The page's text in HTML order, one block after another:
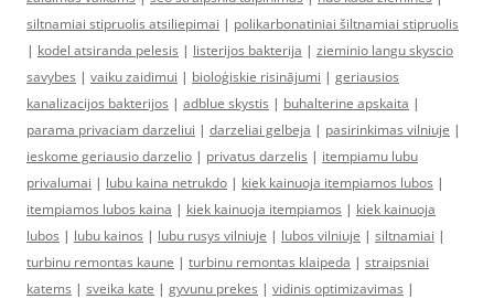
siltnamiai stipruolis atsiliepimai | polikarbonatiniai šiltnamiai stipruolis
| kodel atsiranda pelesis | listerijos bakterija | zieminio langu skyscio
savybes | vaiku zaidimui | bioloģiskie risinājumi | geriausios
kanalizacijos bakterijos | adblue skystis | buhalterine apskaita |
parama privaciam darzeliui | darzeliai gelbeja | pasirinkimas vilniuje |
ieskome geriausio darzelio | privatus darzelis | itempiamu lubu
privalumai | lubu kaina netrukdo | kiek kainuoja itempiamos lubos |
itempiamos lubos kaina | kiek kainuoja itempiamos | kiek kainuoja
lubos | lubu kainos | lubu rusys vilniuje | lubos vilniuje | siltnamiai |
turbinu remontas kaune | turbinu remontas klaipeda | straipsniai
katems | sveika kate | gyvunu prekes | vidinis optimizavimas |